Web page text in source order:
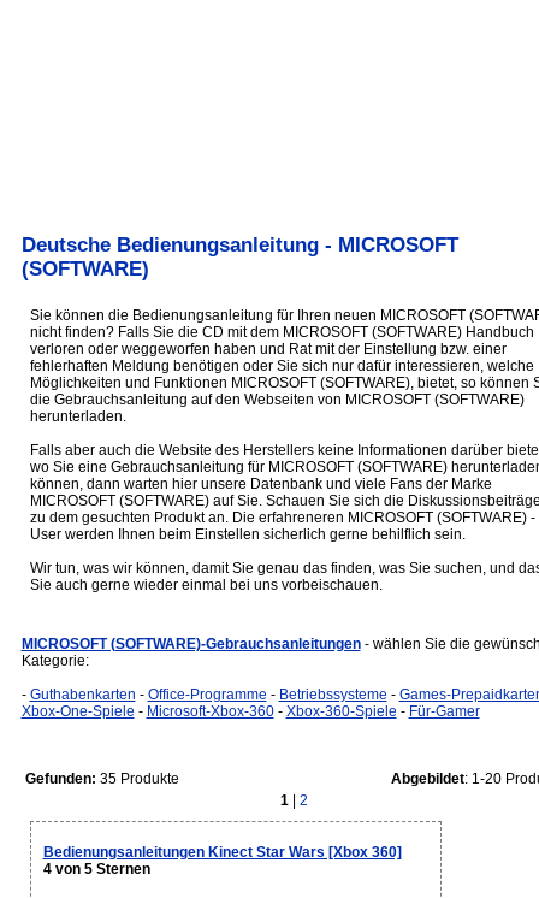
Deutsche Bedienungsanleitung - MICROSOFT
(SOFTWARE)
Sie können die Bedienungsanleitung für Ihren neuen MICROSOFT
nicht finden? Falls Sie die CD mit dem MICROSOFT (SOFTWARE) Handbuch
verloren oder weggeworfen haben und Rat mit der Einstellung bzw. einer
fehlerhaften Meldung benötigen oder Sie sich nur dafür interessieren, welche
Möglichkeiten und Funktionen MICROSOFT (SOFTWARE), bietet, so können
die Gebrauchsanleitung auf den Webseiten von MICROSOFT (SOFTWARE)
herunterladen.
Falls aber auch die Website des Herstellers keine Informationen darüber
wo Sie eine Gebrauchsanleitung für MICROSOFT (SOFTWARE)
können, dann warten hier unsere Datenbank und viele Fans der Marke
MICROSOFT (SOFTWARE) auf Sie. Schauen Sie sich die
zu dem gesuchten Produkt an. Die erfahreneren MICROSOFT (SOFTWARE) -
User werden Ihnen beim Einstellen sicherlich gerne behilflich sein.
Wir tun, was wir können, damit Sie genau das finden, was Sie suchen, und
Sie auch gerne wieder einmal bei uns vorbeischauen.
MICROSOFT (SOFTWARE)-Gebrauchsanleitungen - wählen Sie die
Kategorie:
- Guthabenkarten - Office-Programme - Betriebssysteme - Games-
Xbox-One-Spiele - Microsoft-Xbox-360- Xbox-360-Spiele - Für-Gamer
Gefunden: 35 Produkte Abgebildet: 1-20
1
2
Bedienungsanleitungen Kinect Star Wars [Xbox 360]
4 von 5 Sternen